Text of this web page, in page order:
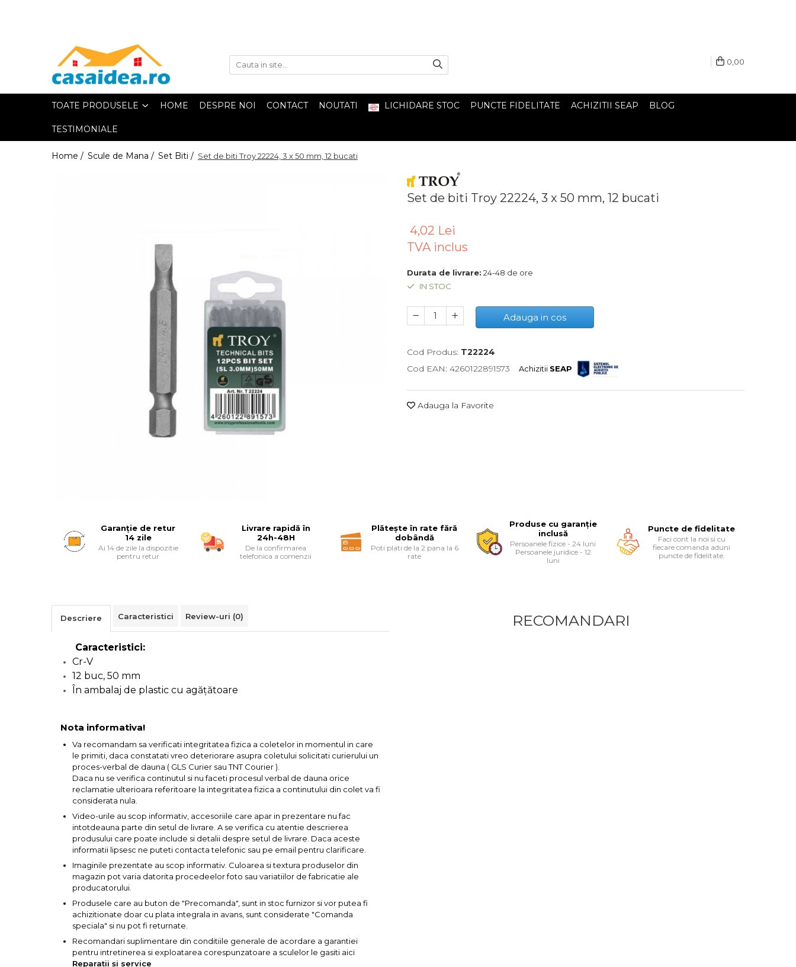
Sisteme de Supraveghere &
Accesorii Laptop & PC
Aparate de Curatat cu
Cutii Depozitare
Chinga & Suport Mobila
Organizatoare imbracaminte si
Maturi, Mopuri, Galeti &
Microscoape
0,00
TOATE PRODUSELE HOME DESPRE NOI CONTACT NOUTATI LICHIDARE STOC PUNCTE FIDELITATE ACHIZITII SEAP BLOG
TESTIMONIALE
Home / Scule de Mana / Set Biti / Set de biti Troy 22224, 3 x 50 mm, 12 bucati
Set de biti Troy 22224, 3 x 50 mm, 12 bucati
4,02 Lei
TVA inclus
Durata de livrare: 24-48 de ore
IN STOC
Adauga in cos
Cod Produs: T22224
Cod EAN: 4260122891573
Achizitii SEAP
Adauga la Favorite
Garanție de retur
14 zile
Ai 14 de zile la dispozitie
pentru retur
Livrare rapidă în
24h-48H
De la confirmarea
telefonica a comenzii
Plătește în rate fără
dobândă
Poti plati de la 2 pana la 6
rate
Produse cu garanție
inclusă
Persoanele fizice - 24 luni
Persoanele juridice - 12
luni
Puncte de fidelitate
Faci cont la noi si cu
fiecare comanda aduni
puncte de fidelitate.
Descriere Caracteristici Review-uri (0)
Caracteristici:
Cr-V
12 buc, 50 mm
În ambalaj de plastic cu agățătoare
Nota informativa!
Va recomandam sa verificati integritatea fizica a coletelor in momentul in care
le primiti, daca constatati vreo deteriorare asupra coletului solicitati curierului un
proces-verbal de dauna ( GLS Curier sau TNT Courier ).
Daca nu se verifica continutul si nu faceti procesul verbal de dauna orice
reclamatie ulterioara referitoare la integritatea fizica a continutului din colet va fi
considerata nula.
Video-urile au scop informativ, accesoriile care apar in prezentare nu fac
intotdeauna parte din setul de livrare. A se verifica cu atentie descrierea
produsului care poate include si detalii despre setul de livrare. Daca aceste
informatii lipsesc ne puteti contacta telefonic sau pe email pentru clarificare.
Imaginile prezentate au scop informativ. Culoarea si textura produselor din
magazin pot varia datorita procedeelor foto sau variatiilor de fabricatie ale
producatorului.
Produsele care au buton de "Precomanda", sunt in stoc furnizor si vor putea fi
achizitionate doar cu plata integrala in avans, sunt considerate "Comanda
speciala" si nu pot fi returnate.
Recomandari suplimentare din conditiile generale de acordare a garantiei
pentru intretinerea si exploatarea corespunzatoare a sculelor le gasiti aici
Reparatii și service
RECOMANDARI